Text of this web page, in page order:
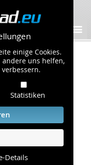
einige Cookies.
andere uns helfen,
Statistiken
Details
gewährleisten,
einzuhalten.
unserer
Fragen